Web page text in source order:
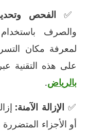
✅ الفحص
والصرف
لمعرفة مكان
على هذه التقنية
بالرياض.
✅ الإزالة الآمنة:
أو الأجزاء